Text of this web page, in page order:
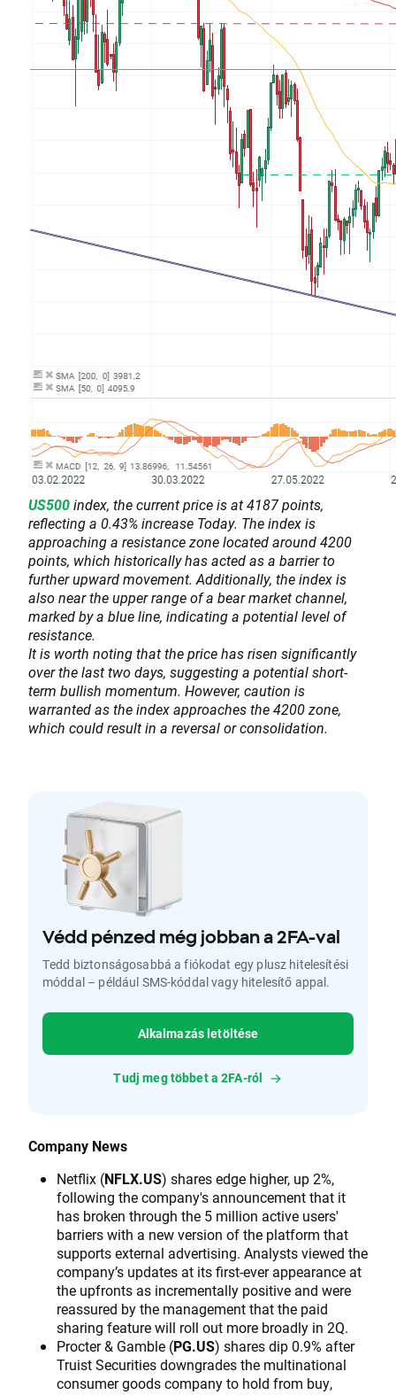
US500index, the current price is at 4187 points,
reflecting a 0.43% increase Today. The index is
approaching a resistance zone located around 4200
points, which historically has acted as a barrier to
further upward movement. Additionally, the index is
also near the upper range of a bear market channel,
marked by a blue line, indicating a potential level of
resistance.
It is worth noting that the price has risen significantly
over the last two days, suggesting a potential short-
term bullish momentum. However, caution is
warranted as the index approaches the 4200 zone,
which could result in a reversal or consolidation.
Védd pénzed még jobban a 2FA-val
Tedd biztonságosabbá a fiókodat egy plusz hitelesítési
móddal – például SMS-kóddal vagy hitelesítő appal.
Alkalmazás letöltése
Tudj meg többet a 2FA-ról
Company News
Netflix (NFLX.US) shares edge higher, up 2%,
following the company's announcement that it
has broken through the 5 million active users'
barriers with a new version of the platform that
supports external advertising. Analysts viewed the
company’s updates at its first-ever appearance at
the upfronts as incrementally positive and were
reassured by the management that the paid
sharing feature will roll out more broadly in 2Q.
Procter & Gamble (PG.US) shares dip 0.9% after
Truist Securities downgrades the multinational
consumer goods company to hold from buy,